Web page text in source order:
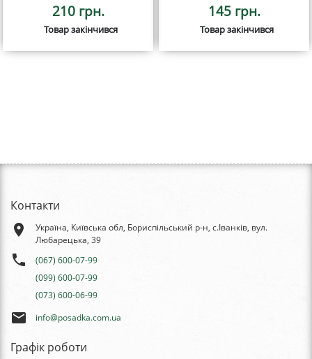
210 грн.
Товар закінчився
145 грн.
Товар закінчився
Контакти
place
Україна, Київська обл, Бориспільський р-н, с.Іванків, вул.
Любарецька, 39
phone
(067) 600-07-99
(099) 600-07-99
(073) 600-06-99
email info@posadka.com.ua
Графік роботи